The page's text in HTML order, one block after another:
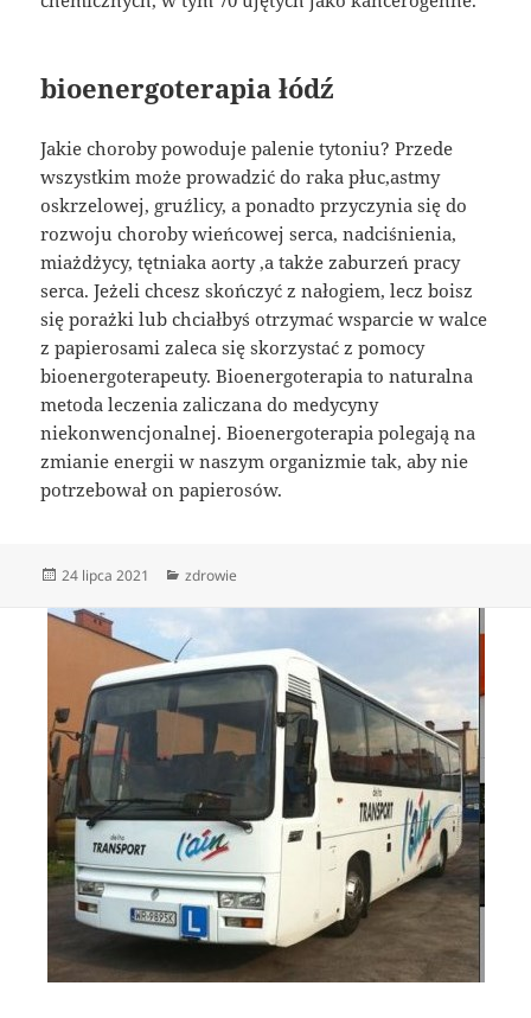
bioenergoterapia łódź
Jakie choroby powoduje palenie tytoniu? Przede
wszystkim może prowadzić do raka płuc,astmy
oskrzelowej, gruźlicy, a ponadto przyczynia się do
rozwoju choroby wieńcowej serca, nadciśnienia,
miażdżycy, tętniaka aorty ,a także zaburzeń pracy
serca. Jeżeli chcesz skończyć z nałogiem, lecz boisz
się porażki lub chciałbyś otrzymać wsparcie w walce
z papierosami zaleca się skorzystać z pomocy
bioenergoterapeuty. Bioenergoterapia to naturalna
metoda leczenia zaliczana do medycyny
niekonwencjonalnej. Bioenergoterapia polegają na
zmianie energii w naszym organizmie tak, aby nie
potrzebował on papierosów.
Data
24 lipca 2021 Kategorie
zdrowie